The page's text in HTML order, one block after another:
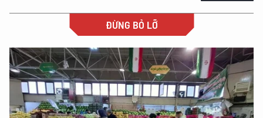
ĐỪNG BỎ LỠ